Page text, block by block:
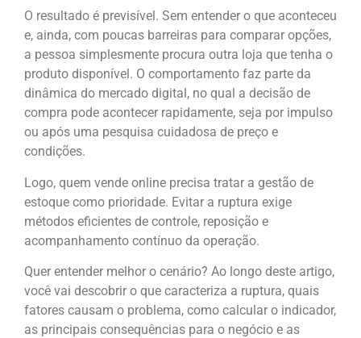
O resultado é previsível. Sem entender o que aconteceu
e, ainda, com poucas barreiras para comparar opções,
a pessoa simplesmente procura outra loja que tenha o
produto disponível. O comportamento faz parte da
dinâmica do mercado digital, no qual a decisão de
compra pode acontecer rapidamente, seja por impulso
ou após uma pesquisa cuidadosa de preço e
condições.
Logo, quem vende online precisa tratar a gestão de
estoque como prioridade. Evitar a ruptura exige
métodos eficientes de controle, reposição e
acompanhamento contínuo da operação.
Quer entender melhor o cenário? Ao longo deste artigo,
você vai descobrir o que caracteriza a ruptura, quais
fatores causam o problema, como calcular o indicador,
as principais consequências para o negócio e as